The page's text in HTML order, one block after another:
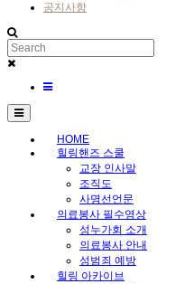
공지사항
HOME
힐링핸즈 스쿨
교장 인사말
조직도
사명선언문
의료봉사 필수영상
성누가회 소개
의료봉사 안내
성범죄 예방
힐링 아카이브